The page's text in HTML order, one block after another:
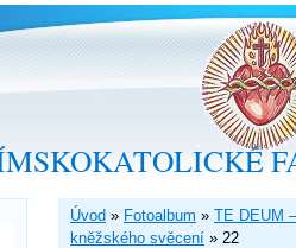
Úvod » Fotoalbum » TE DEUM
kněžského svěcení » 22